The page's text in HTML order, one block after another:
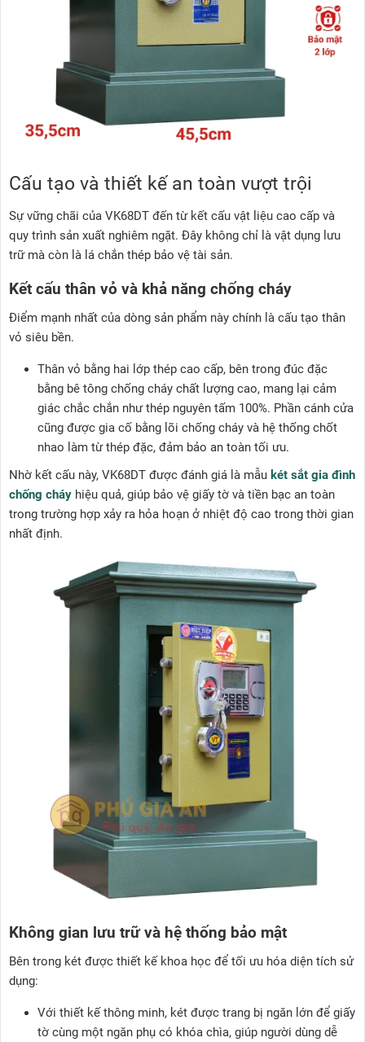
Cấu tạo và thiết kế an toàn vượt trội
Sự vững chãi của VK68DT đến từ kết cấu vật liệu cao cấp và
quy trình sản xuất nghiêm ngặt. Đây không chỉ là vật dụng lưu
trữ mà còn là lá chắn thép bảo vệ tài sản.
Kết cấu thân vỏ và khả năng chống cháy
Điểm mạnh nhất của dòng sản phẩm này chính là cấu tạo thân
vỏ siêu bền.
Thân vỏ bằng hai lớp thép cao cấp, bên trong đúc đặc
bằng bê tông chống cháy chất lượng cao, mang lại cảm
giác chắc chắn như thép nguyên tấm 100%. Phần cánh cửa
cũng được gia cố bằng lõi chống cháy và hệ thống chốt
nhao làm từ thép đặc, đảm bảo an toàn tối ưu.
Nhờ kết cấu này, VK68DT được đánh giá là mẫu két sắt gia đình
chống cháy hiệu quả, giúp bảo vệ giấy tờ và tiền bạc an toàn
trong trường hợp xảy ra hỏa hoạn ở nhiệt độ cao trong thời gian
nhất định.
Không gian lưu trữ và hệ thống bảo mật
Bên trong két được thiết kế khoa học để tối ưu hóa diện tích sử
dụng:
Với thiết kế thông minh, két được trang bị ngăn lớn để giấy
tờ cùng một ngăn phụ có khóa chìa, giúp người dùng dễ